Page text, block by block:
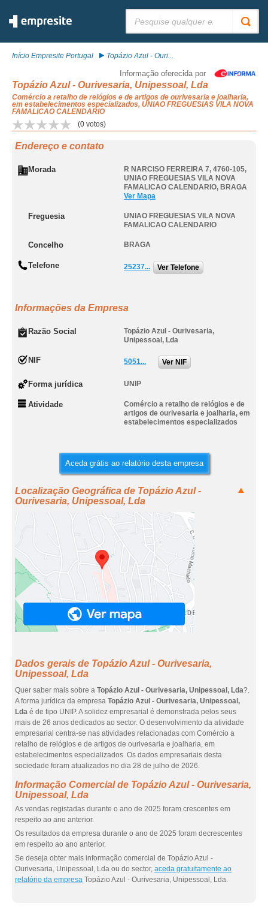
Início Empresite Portugal Topázio Azul - Ouri...
Informação oferecida por
Topázio Azul - Ourivesaria, Unipessoal, Lda
Comércio a retalho de relógios e de artigos de ourivesaria e joalharia,
em estabelecimentos especializados, UNIAO FREGUESIAS VILA NOVA
FAMALICAO CALENDARIO
(0 votos)
Endereço e contato
Morada R NARCISO FERREIRA 7, 4760-105,
UNIAO FREGUESIAS VILA NOVA
FAMALICAO CALENDARIO, BRAGA
Ver Mapa
Freguesia
UNIAO FREGUESIAS VILA NOVA
FAMALICAO CALENDARIO
Concelho BRAGA
Telefone 25237... Ver Telefone
Informações da Empresa
Razão Social
Topázio Azul - Ourivesaria,
Unipessoal, Lda
NIF 5051... Ver NIF
Forma jurídica UNIP
Atividade
Comércio a retalho de relógios e de
artigos de ourivesaria e joalharia, em
estabelecimentos especializados
Aceda grátis ao relatório desta empresa
Localização Geográfica de Topázio Azul -
Ourivesaria, Unipessoal, Lda
Dados gerais de Topázio Azul - Ourivesaria,
Unipessoal, Lda
Quer saber mais sobre a Topázio Azul - Ourivesaria, Unipessoal, Lda?.
A forma jurídica da empresa Topázio Azul - Ourivesaria, Unipessoal,
Lda é de tipo UNIP. A solidez empresarial é demonstrada pelos seus
mais de 26 anos dedicados ao sector. O desenvolvimento da atividade
empresarial centra-se nas atividades relacionadas com Comércio a
retalho de relógios e de artigos de ourivesaria e joalharia, em
estabelecimentos especializados. Os dados empresariais desta
sociedade foram atualizados no dia 28 de julho de 2026.
Informação Comercial de Topázio Azul - Ourivesaria,
Unipessoal, Lda
As vendas registadas durante o ano de 2025 foram crescentes em
respeito ao ano anterior.
Os resultados da empresa durante o ano de 2025 foram decrescentes
em respeito ao ano anterior.
Se deseja obter mais informação comercial de Topázio Azul -
Ourivesaria, Unipessoal, Lda ou do sector, aceda gratuitamente ao
relatório da empresa Topázio Azul - Ourivesaria, Unipessoal, Lda.